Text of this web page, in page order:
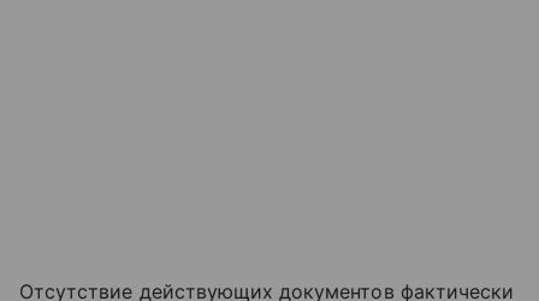
Отсутствие действующих документов фактически